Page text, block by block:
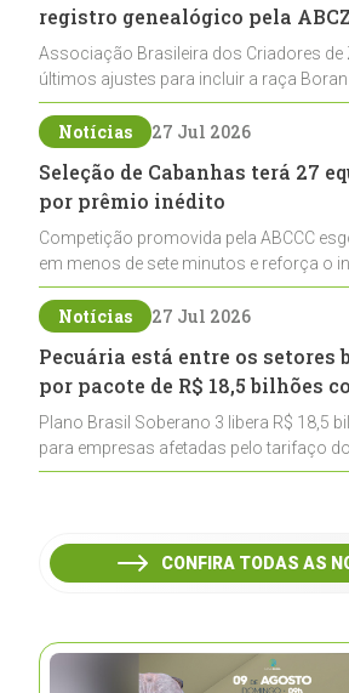
registro genealógico pela ABCZ
Associação Brasileira dos Criadores de
últimos ajustes para incluir a raça
de registros, abrindo caminho para sua
pecuária nacional
Notícias 27 Jul 2026
Seleção de Cabanhas terá 27
por prêmio inédito
Competição promovida pela ABCCC
em menos de sete minutos e reforça o
cabanhas na seleção genética de
ao laço
Notícias 27 Jul 2026
Pecuária está entre os setores
por pacote de R$ 18,5 bilhões
Plano Brasil Soberano 3 libera R$ 18,5
para empresas afetadas pelo tarifaço
inclui a pecuária entre os setores
CONFIRA TODAS AS